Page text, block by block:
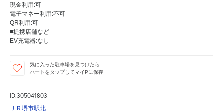
現金利用:可
電子マネー利用:不可
QR利用:可
■提携店舗など
EV充電器:なし
気に入った駐車場を見つけたら
ハートをタップしてマイPに保存
ID:305041803
ＪＲ堺市駅北